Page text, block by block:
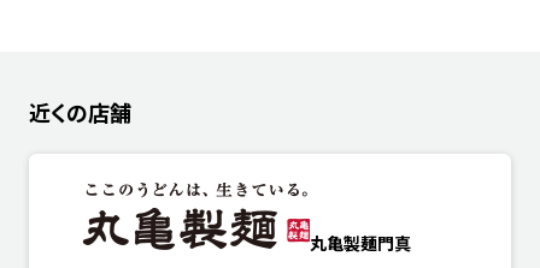
近くの店舗
丸亀製麺門真